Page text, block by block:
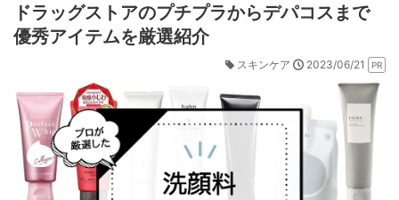
ドラッグストアのプチプラからデパコスまで
優秀アイテムを厳選紹介
スキンケア 2023/06/21